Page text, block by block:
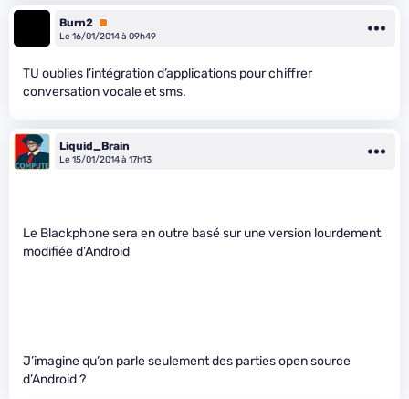
Burn2 Premium
Le 16/01/2014 à 09h49
TU oublies l’intégration d’applications pour chiffrer
conversation vocale et sms.
Liquid_Brain
Le 15/01/2014 à 17h13
Le Blackphone sera en outre basé sur une version lourdement
modifiée d’Android
J’imagine qu’on parle seulement des parties open source
d’Android ?